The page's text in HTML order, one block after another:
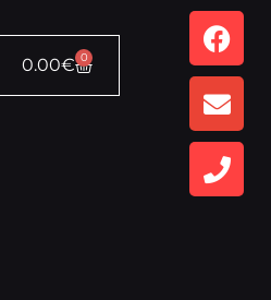
0.00€ 0